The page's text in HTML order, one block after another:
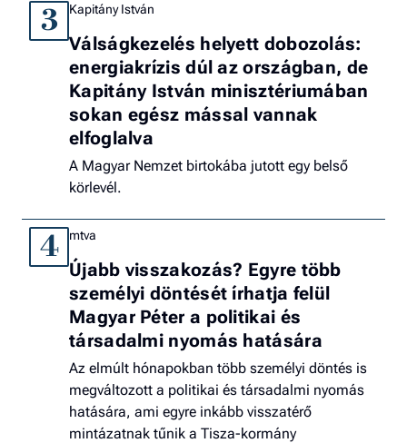
3 Kapitány István
Válságkezelés helyett dobozolás:
energiakrízis dúl az országban, de
Kapitány István minisztériumában
sokan egész mással vannak
elfoglalva
A Magyar Nemzet birtokába jutott egy belső
körlevél.
4 mtva
Újabb visszakozás? Egyre több
személyi döntését írhatja felül
Magyar Péter a politikai és
társadalmi nyomás hatására
Az elmúlt hónapokban több személyi döntés is
megváltozott a politikai és társadalmi nyomás
hatására, ami egyre inkább visszatérő
mintázatnak tűnik a Tisza-kormány